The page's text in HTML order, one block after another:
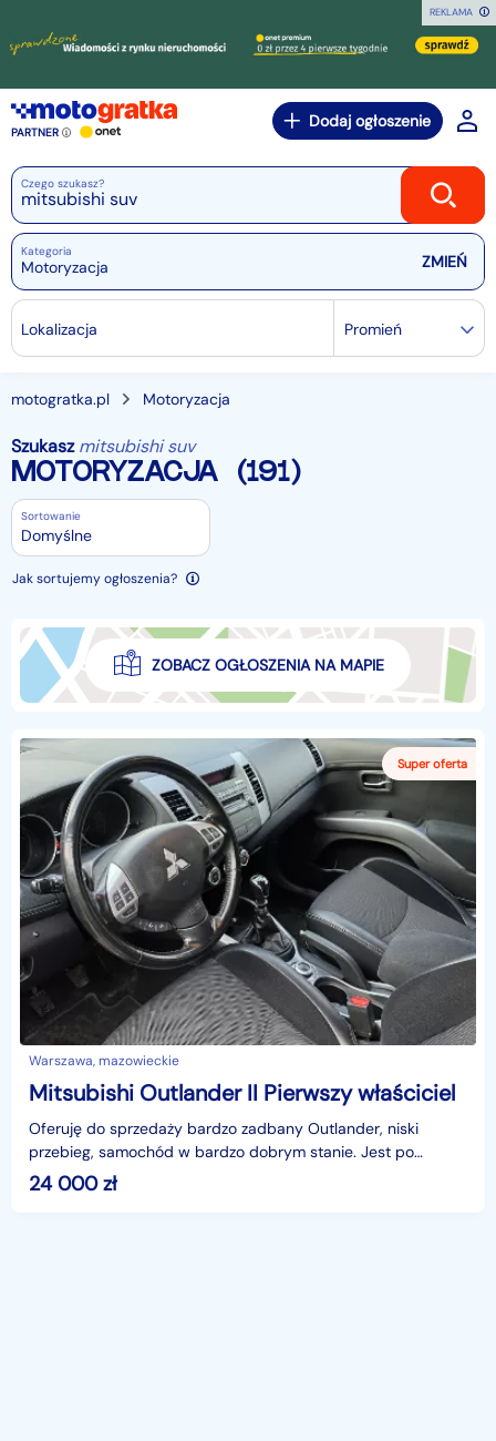
REKLAMA
PARTNER
Dodaj ogłoszenie
Czego szukasz?
Kategoria
Motoryzacja
Lokalizacja Promień
motogratka.pl Motoryzacja
Szukasz mitsubishi suv
MOTORYZACJA (191)
Sortowanie
Domyślne
Jak sortujemy ogłoszenia?
ZOBACZ OGŁOSZENIA NA MAPIE
Warszawa, mazowieckie
Mitsubishi Outlander II Pierwszy właściciel
Oferuję do sprzedaży bardzo zadbany Outlander, niski
przebieg, samochód w bardzo dobrym stanie. Jest po
wymianie rozrządu, oleju. Dodatkowo hak, koła pełne zimo
24 000zł